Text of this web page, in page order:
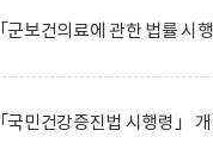
「군보건의료에 관한 법률 시
「국민건강증진법 시행령」